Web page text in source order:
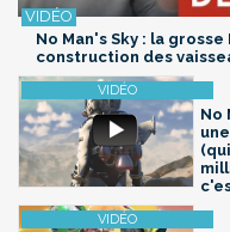
No Man's Sky : la
construction des
No